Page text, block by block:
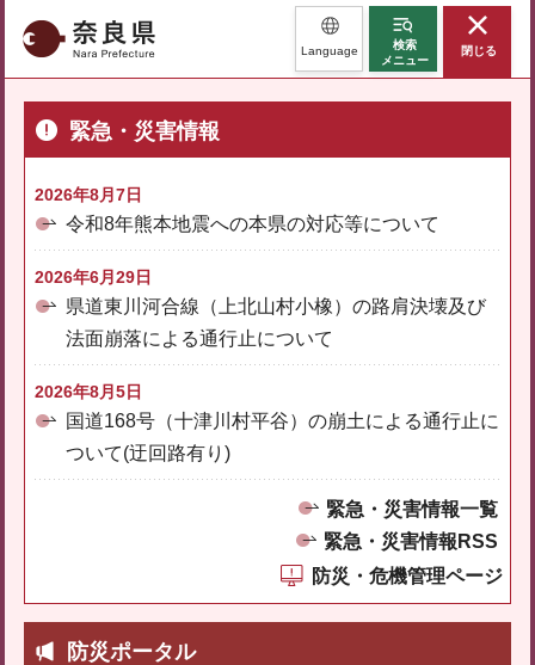
奈良県 Language
検索
メニュー
閉じる
緊急・災害情報
2026年8月7日
令和8年熊本地震への本県の対応等について
2026年6月29日
県道東川河合線（上北山村小橡）の路肩決壊及び
法面崩落による通行止について
2026年8月5日
国道168号（十津川村平谷）の崩土による通行止に
ついて(迂回路有り)
緊急・災害情報一覧
緊急・災害情報RSS
防災・危機管理ページ
防災ポータル